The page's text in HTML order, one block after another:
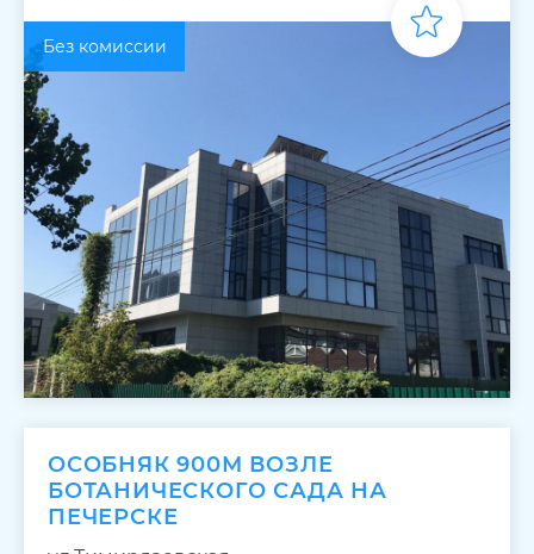
Без комиссии
ОСОБНЯК 900М ВОЗЛЕ
БОТАНИЧЕСКОГО САДА НА
ПЕЧЕРСКЕ